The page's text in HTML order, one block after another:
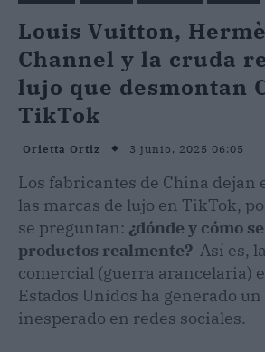
Louis Vuitton,
Channel y la cruda
lujo que desmontan
TikTok
Orietta Ortiz 3 junio, 2025 06:05
Los fabricantes de China dejan
las marcas de lujo en TikTok,
se preguntan: ¿dónde y cómo
productos realmente? Así es,
comercial (guerra arancelaria)
Estados Unidos ha generado
inesperado en redes sociales.